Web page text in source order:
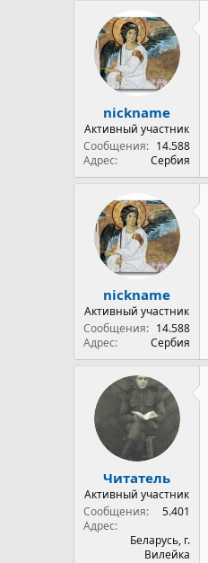
nickname
Активный участник
Сообщения
14.588
Адрес
Сербия
nickname
Активный участник
Сообщения
14.588
Адрес
Сербия
Читатель
Активный участник
Сообщения
5.401
Адрес
Беларусь, г.
Вилейка